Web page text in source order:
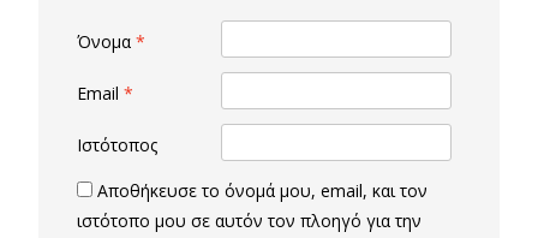
Όνομα *
Email *
Ιστότοπος
Αποθήκευσε το όνομά μου, email, και τον
ιστότοπο μου σε αυτόν τον πλοηγό για την